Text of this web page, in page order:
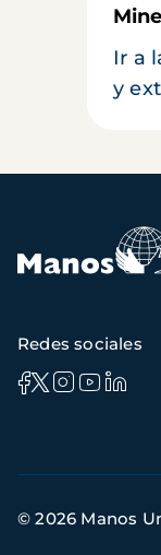
Ir a
y
Redes sociales
de
© 2026 Manos